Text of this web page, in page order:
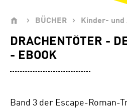
BÜCHER Kinder- und
DRACHENTÖTER -
- EBOOK
Band 3 der Escape-Roman-